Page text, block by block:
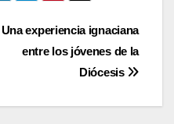
Una experiencia ignaciana
entre los jóvenes de la
Diócesis